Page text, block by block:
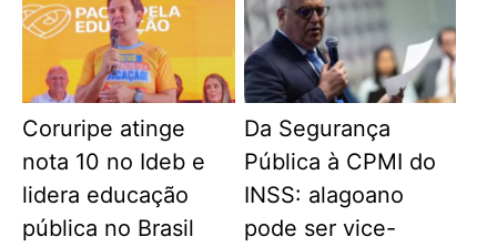
Coruripe atinge
nota 10 no Ideb e
lidera educação
pública no Brasil
Da Segurança
Pública à CPMI do
INSS: alagoano
pode ser vice-